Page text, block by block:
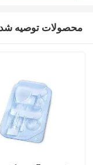
محصولات توصیه